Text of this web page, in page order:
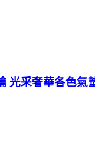
光采奢華各色